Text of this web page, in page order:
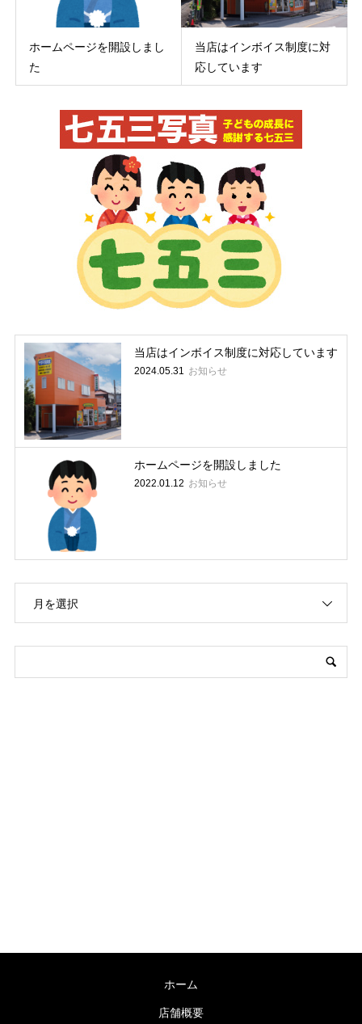
ホームページを開設しまし
た
当店はインボイス制度に対
応しています
当店はインボイス制度に対応しています
2024.05.31 お知らせ
ホームページを開設しました
2022.01.12 お知らせ
月を選択
ホーム
店舗概要